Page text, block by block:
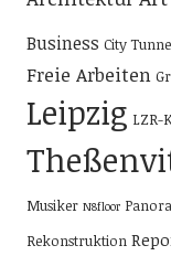
Business City
Freie Arbeiten
Leipzig LZR-
Musiker N8floor
Rekonstruktion